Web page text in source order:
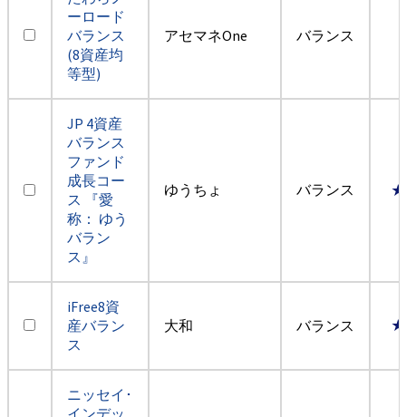
ーロード
バランス
(8資産均
等型)
アセマネOne バランス
JP 4資産
バランス
ファンド
成長コー
ス 『愛
称： ゆう
バラン
ス』
ゆうちょ バランス
iFree8資
産バラン
ス
大和 バランス
ニッセイ･
インデッ